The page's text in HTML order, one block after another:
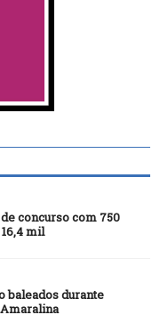
concurso com 750
mil
baleados durante